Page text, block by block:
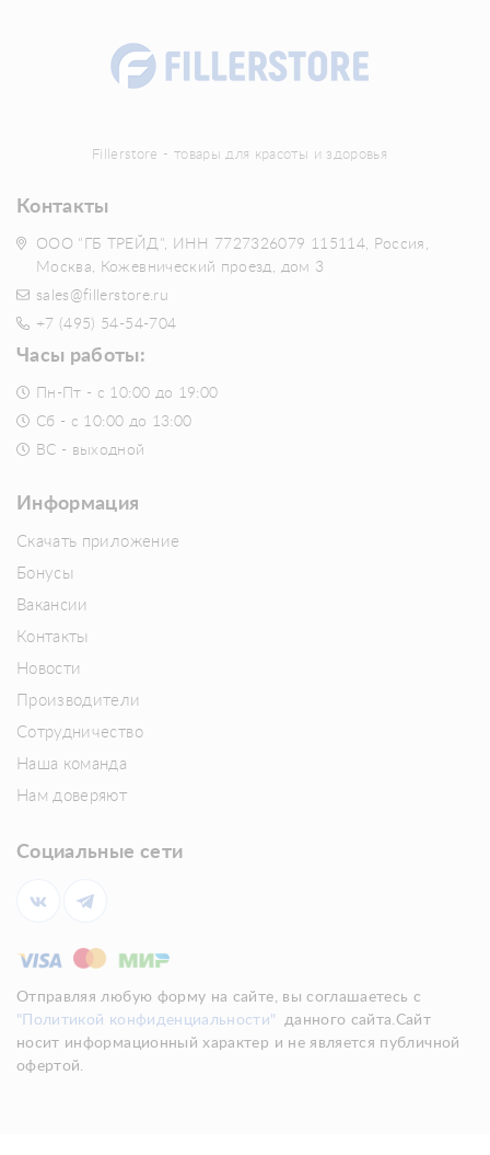
Fillerstore - товары для красоты и здоровья
Контакты
ООО "ГБ ТРЕЙД", ИНН 7727326079 115114, Россия,
Москва, Кожевнический проезд, дом 3
sales@fillerstore.ru
+7 (495) 54-54-704
Часы работы:
Пн-Пт - с 10:00 до 19:00
Сб - с 10:00 до 13:00
ВС - выходной
Информация
Скачать приложение
Бонусы
Вакансии
Контакты
Новости
Производители
Сотрудничество
Наша команда
Нам доверяют
Социальные сети
Отправляя любую форму на сайте, вы соглашаетесь с
"Политикой конфиденциальности"
данного сайта.Сайт
носит информационный характер и не является публичной
офертой.